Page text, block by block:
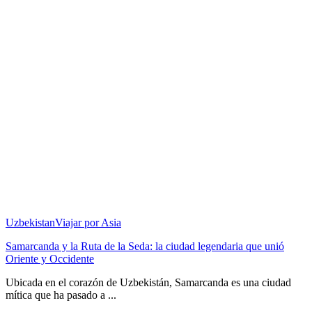
UzbekistanViajar por Asia
Samarcanda y la Ruta de la Seda: la ciudad legendaria que unió
Oriente y Occidente
Ubicada en el corazón de Uzbekistán, Samarcanda es una ciudad
mítica que ha pasado a ...